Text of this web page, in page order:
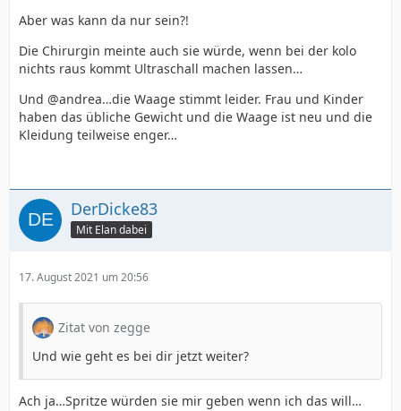
Aber was kann da nur sein?!
Die Chirurgin meinte auch sie würde, wenn bei der kolo
nichts raus kommt Ultraschall machen lassen…
Und @andrea…die Waage stimmt leider. Frau und Kinder
haben das übliche Gewicht und die Waage ist neu und die
Kleidung teilweise enger…
DerDicke83
Mit Elan dabei
17. August 2021 um 20:56
Zitat von zegge
Und wie geht es bei dir jetzt weiter?
Ach ja…Spritze würden sie mir geben wenn ich das will…